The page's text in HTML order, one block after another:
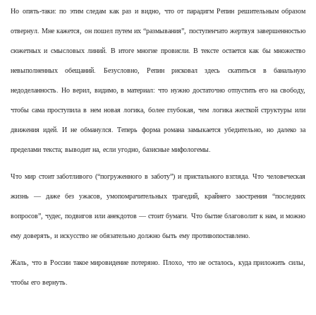
Но опять-таки: по этим следам как раз и видно, что от парадигм Репин решительным образом
отвернул. Мне кажется, он пошел путем их “размывания”, поступенчато жертвуя завершенностью
сюжетных и смысловых линий. В итоге многие провисли. В тексте остается как бы множество
невыполненных обещаний. Безусловно, Репин рисковал здесь скатиться в банальную
недоделанность. Но верил, видимо, в материал: что нужно достаточно отпустить его на свободу,
чтобы сама проступила в нем новая логика, более глубокая, чем логика жесткой структуры или
движения идей. И не обманулся. Теперь форма романа замыкается убедительно, но далеко за
пределами текста; выводит на, если угодно, базисные мифологемы.
Что мир стоит заботливого (“погруженного в заботу”) и пристального взгляда. Что человеческая
жизнь — даже без ужасов, умопомрачительных трагедий, крайнего заострения “последних
вопросов”, чудес, подвигов или анекдотов — стоит бумаги. Что бытие благоволит к нам, и можно
ему доверять, и искусство не обязательно должно быть ему противопоставлено.
Жаль, что в России такое мировидение потеряно. Плохо, что не осталось, куда приложить силы,
чтобы его вернуть.